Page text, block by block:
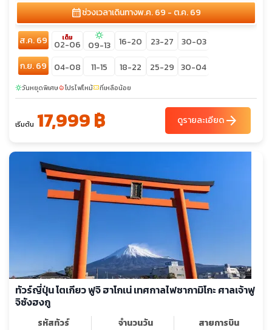
calendar_monthช่วงเวลาเดินทางพ.ค. 69 - ต.ค. 69
ส.ค. 69 เต็ม
02-06
sunny
09-13 16-20 23-27
30-03
ก.ย. 69
04-08 11-15 18-22 25-29 30-04
sunnyวันหยุดพิเศษlocal_fire_departmentโปรไฟไหม้confirmation_numberที่เหลือน้อย
เริ่มต้น 17,999 ฿ ดูรายละเอียดarrow_forward
ทัวร์ญี่ปุ่น โตเกียว ฟูจิ ฮาโกเน่ เทศกาลไฟซากามิโกะ ศาลเจ้าฟู
จิซังฮงกู
รหัสทัวร์
จำนวนวัน
สายการบิน